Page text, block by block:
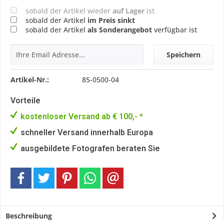
sobald der Artikel wieder auf Lager ist
sobald der Artikel im Preis sinkt
sobald der Artikel als Sonderangebot verfügbar ist
Speichern
Artikel-Nr.: 85-0500-04
Vorteile
kostenloser Versand ab € 100,- *
schneller Versand innerhalb Europa
ausgebildete Fotografen beraten Sie
Beschreibung